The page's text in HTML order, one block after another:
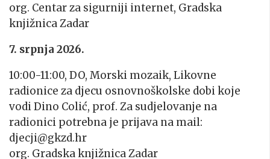
org. Centar za sigurniji internet, Gradska
knjižnica Zadar
7. srpnja 2026.
10:00-11:00, DO, Morski mozaik, Likovne
radionice za djecu osnovnoškolske dobi koje
vodi Dino Colić, prof. Za sudjelovanje na
radionici potrebna je prijava na mail:
djecji@gkzd.hr
org. Gradska knjižnica Zadar